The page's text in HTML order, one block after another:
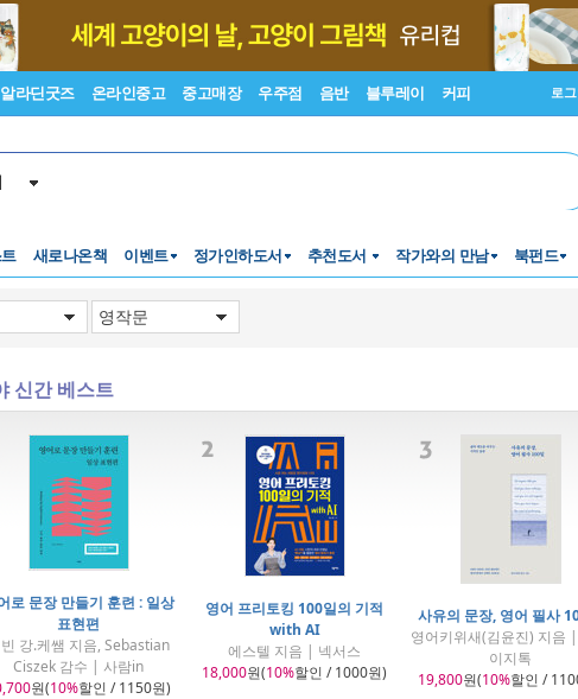
알라딘굿즈 온라인중고 중고매장 우주점 음반 블루레이 커피 로
새로나온책 이벤트 정가인하도서 추천도서 작가와의 만남 북펀드
신간 베스트
로 문장 만들기 훈련 : 일상
표현편
강.케쌤 지음, Sebastian
Ciszek 감수 | 사람in
원(10%할인 / 1150원)
영어 프리토킹 100일의 기적
with AI
에스텔 지음 | 넥서스
18,000원(10%할인 / 1000원)
사유의 문장, 영어 필사
영어키위새(김윤진) 지음
이지톡
19,800원(10%할인 /